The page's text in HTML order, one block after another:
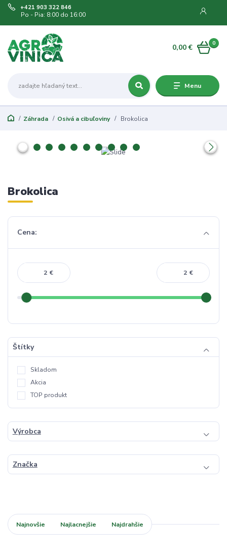
Menu
+421 903 322 846
Po - Pia: 8:00 do 16:00
0
0,00 €
Záhrada Osivá a cibuľoviny Brokolica
Brokolica
Cena:
€ €
Štítky
Skladom
Akcia
TOP produkt
Výrobca
Značka
Najnovšie Najlacnejšie Najdrahšie